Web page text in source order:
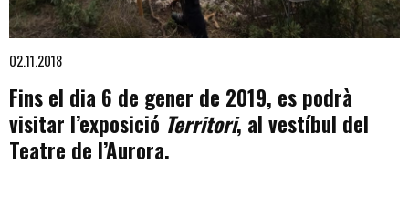
Diapositiva 1 de 1
02.11.2018
Fins el dia 6 de gener de 2019, es podrà
visitar l’exposició Territori, al vestíbul del
Teatre de l’Aurora.